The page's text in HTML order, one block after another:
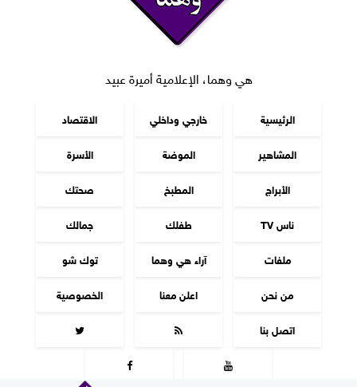
هي وهما، الإعلامية أميرة عبيد
الرئيسية خارجي وداخلي
الاقتصاد
المشاهير
الموضة
الأسرة
الأبراج
المطبخ
صحتك
ناس TV
طفلك
جمالك
ملفات
آراء هي وهما
توك شو
من نحن
اعلن معنا
الخصوصية
اتصل بنا



